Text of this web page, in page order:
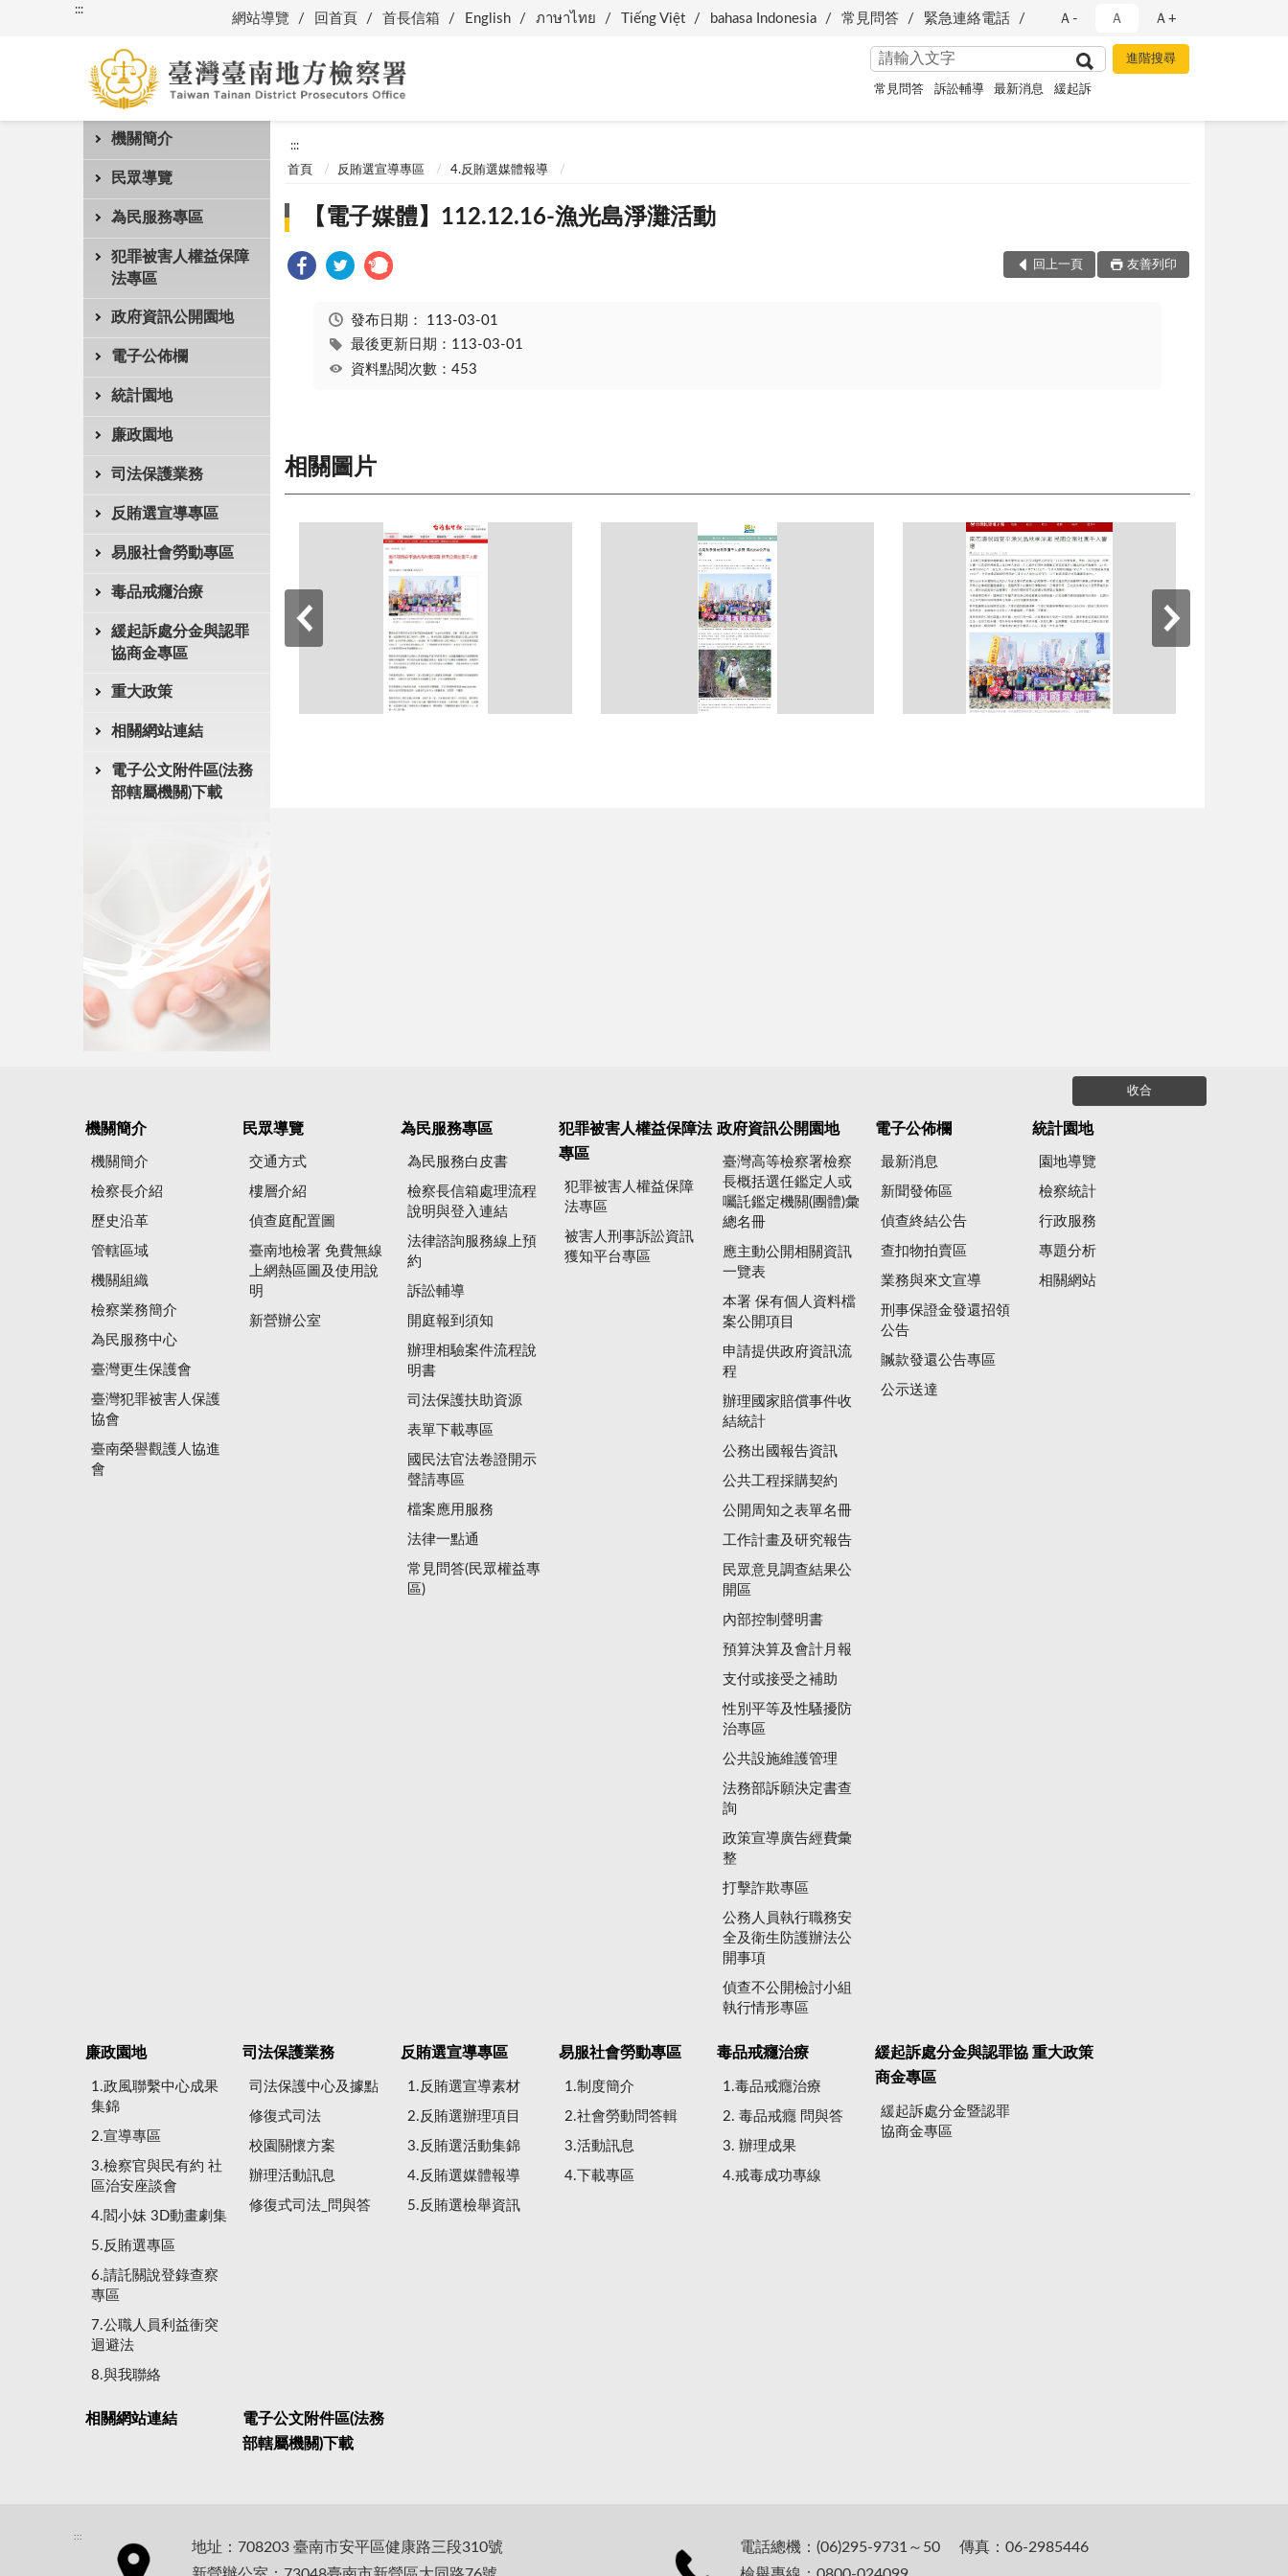
:::
網站導覽 回首頁 首長信箱 English ภาษาไทย Tiếng Việt bahasa Indonesia 常見問答 緊急連絡電話 Ａ- Ａ Ａ+
常見問答 訴訟輔導 最新消息 緩起訴
機關簡介
民眾導覽
為民服務專區
犯罪被害人權益保障
法專區
政府資訊公開園地
電子公佈欄
統計園地
廉政園地
司法保護業務
反賄選宣導專區
易服社會勞動專區
毒品戒癮治療
緩起訴處分金與認罪
協商金專區
重大政策
相關網站連結
電子公文附件區(法務
部轄屬機關)下載
:::
首頁 反賄選宣導專區 4.反賄選媒體報導
【電子媒體】112.12.16-漁光島淨灘活動
回上一頁 友善列印
發布日期： 113-03-01
最後更新日期：113-03-01
資料點閱次數：453
相關圖片
收合
機關簡介
機關簡介
檢察長介紹
歷史沿革
管轄區域
機關組織
檢察業務簡介
為民服務中心
臺灣更生保護會
臺灣犯罪被害人保護
協會
臺南榮譽觀護人協進
會
民眾導覽
交通方式
樓層介紹
偵查庭配置圖
臺南地檢署 免費無線
上網熱區圖及使用說
明
新營辦公室
為民服務專區
為民服務白皮書
檢察長信箱處理流程
說明與登入連結
法律諮詢服務線上預
約
訴訟輔導
開庭報到須知
辦理相驗案件流程說
明書
司法保護扶助資源
表單下載專區
國民法官法卷證開示
聲請專區
檔案應用服務
法律一點通
常見問答(民眾權益專
區)
犯罪被害人權益保障法
專區
犯罪被害人權益保障
法專區
被害人刑事訴訟資訊
獲知平台專區
政府資訊公開園地
臺灣高等檢察署檢察
長概括選任鑑定人或
囑託鑑定機關(團體)彙
總名冊
應主動公開相關資訊
一覽表
本署 保有個人資料檔
案公開項目
申請提供政府資訊流
程
辦理國家賠償事件收
結統計
公務出國報告資訊
公共工程採購契約
公開周知之表單名冊
工作計畫及研究報告
民眾意見調查結果公
開區
內部控制聲明書
預算決算及會計月報
支付或接受之補助
性別平等及性騷擾防
治專區
公共設施維護管理
法務部訴願決定書查
詢
政策宣導廣告經費彙
整
打擊詐欺專區
公務人員執行職務安
全及衛生防護辦法公
開事項
偵查不公開檢討小組
執行情形專區
電子公佈欄
最新消息
新聞發佈區
偵查終結公告
查扣物拍賣區
業務與來文宣導
刑事保證金發還招領
公告
贓款發還公告專區
公示送達
統計園地
園地導覽
檢察統計
行政服務
專題分析
相關網站
廉政園地
1.政風聯繫中心成果
集錦
2.宣導專區
3.檢察官與民有約 社
區治安座談會
4.閻小妹 3D動畫劇集
5.反賄選專區
6.請託關說登錄查察
專區
7.公職人員利益衝突
迴避法
8.與我聯絡
司法保護業務
司法保護中心及據點
修復式司法
校園關懷方案
辦理活動訊息
修復式司法_問與答
反賄選宣導專區
1.反賄選宣導素材
2.反賄選辦理項目
3.反賄選活動集錦
4.反賄選媒體報導
5.反賄選檢舉資訊
易服社會勞動專區
1.制度簡介
2.社會勞動問答輯
3.活動訊息
4.下載專區
毒品戒癮治療
1.毒品戒癮治療
2. 毒品戒癮 問與答
3. 辦理成果
4.戒毒成功專線
緩起訴處分金與認罪協
商金專區
緩起訴處分金暨認罪
協商金專區
重大政策
相關網站連結
電子公文附件區(法務
部轄屬機關)下載
:::
地址：708203 臺南市安平區健康路三段310號
電話總機：(06)295-9731～50 傳真：06-2985446